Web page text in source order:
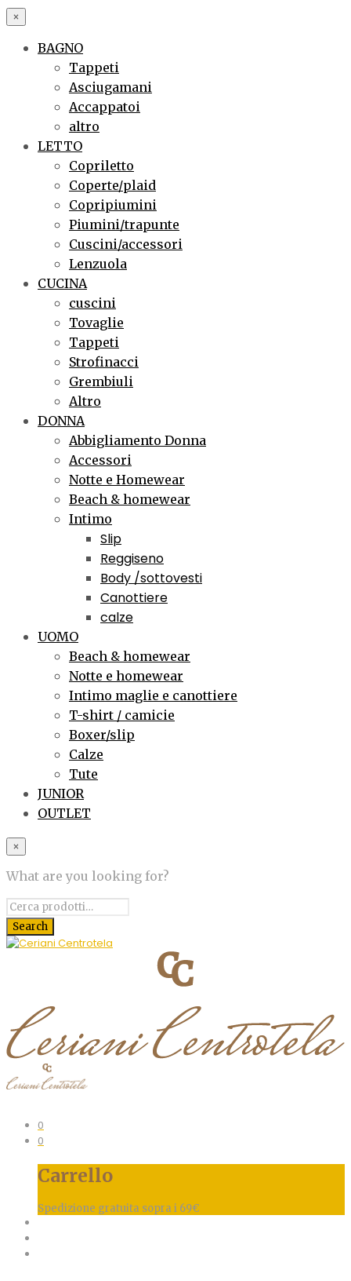
×
BAGNO
Tappeti
Asciugamani
Accappatoi
altro
LETTO
Copriletto
Coperte/plaid
Copripiumini
Piumini/trapunte
Cuscini/accessori
Lenzuola
CUCINA
cuscini
Tovaglie
Tappeti
Strofinacci
Grembiuli
Altro
DONNA
Abbigliamento Donna
Accessori
Notte e Homewear
Beach & homewear
Intimo
Slip
Reggiseno
Body /sottovesti
Canottiere
calze
UOMO
Beach & homewear
Notte e homewear
Intimo maglie e canottiere
T-shirt / camicie
Boxer/slip
Calze
Tute
JUNIOR
OUTLET
×
What are you looking for?
0
0
Carrello
Spedizione gratuita sopra i 69€